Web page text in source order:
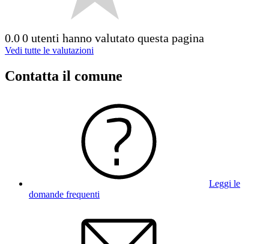
0.00 utenti hanno valutato questa pagina
Vedi tutte le valutazioni
Contatta il comune
Leggi le
domande frequenti